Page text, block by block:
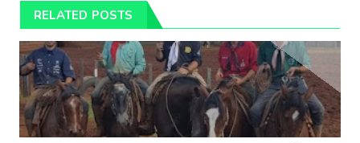
RELATED POSTS